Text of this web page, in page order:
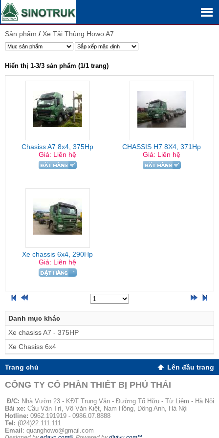
Sản phẩm / Xe Tải Thùng Howo A7
Hiển thị 1-3/3 sản phẩm (1/1 trang)
Chasiss A7 8x4, 375Hp
Giá: Liên hệ
CHASSIS H7 8X4, 371Hp
Giá: Liên hệ
Xe chassis 6x4, 290Hp
Giá: Liên hệ
Danh mục khác
Xe chasiss A7 - 375HP
Xe Chasiss 6x4
Trang chủ Lên đầu trang
CÔNG TY CỔ PHẦN THIẾT BỊ PHÚ THÁI
Đ/C: Nhà Vườn 23 - KĐT Trung Văn - Đường Tố Hữu - Từ Liêm - Hà Nội
Bãi xe: Cầu Vân Trì, Võ Văn Kiệt, Nam Hồng, Đông Anh, Hà Nội
Hotline: 0962.191919 - 0986.07.8888
Tel: (024)22.111.111
Email : quanghowo@gmail.com
© ™